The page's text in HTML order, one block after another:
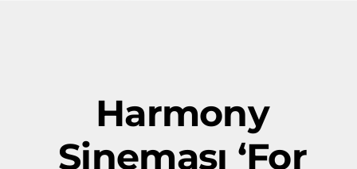
Harmony
Sineması ‘For